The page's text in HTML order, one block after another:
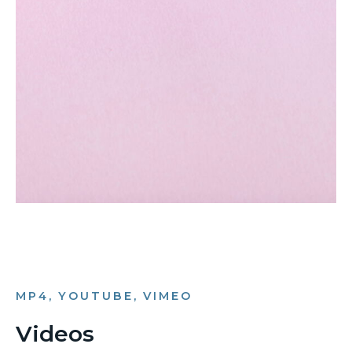
MP4, YOUTUBE, VIMEO
Videos